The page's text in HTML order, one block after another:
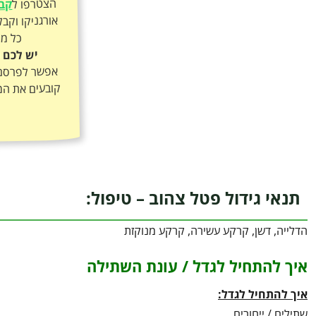
הצטרפו ל
כל
יש
אפשר
קובעים את
תנאי גידול פטל צהוב – טיפול:
הדלייה, דשן, קרקע עשירה, קרקע מנוקזת
איך להתחיל לגדל / עונת השתילה
איך להתחיל לגדל: